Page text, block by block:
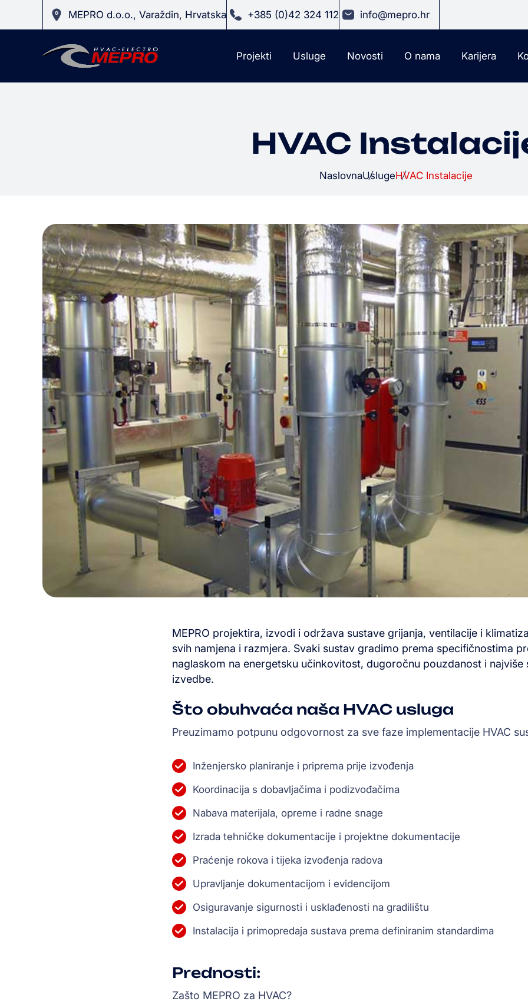
MEPRO d.o.o., Varaždin, Hrvatska +385 (0)42 324 112 info@mepro.hr
Projekti Usluge Novosti O nama Karijera
HVAC
NaslovnaUslugeHVAC Instalacije
MEPRO projektira, izvodi i održava sustave grijanja, ventilacije i
svih namjena i razmjera. Svaki sustav gradimo prema specifičnostima
naglaskom na energetsku učinkovitost, dugoročnu pouzdanost i najviše
izvedbe.
Što obuhvaća naša HVAC usluga
Preuzimamo potpunu odgovornost za sve faze implementacije HVAC
Inženjersko planiranje i priprema prije izvođenja
Koordinacija s dobavljačima i podizvođačima
Nabava materijala, opreme i radne snage
Izrada tehničke dokumentacije i projektne dokumentacije
Praćenje rokova i tijeka izvođenja radova
Upravljanje dokumentacijom i evidencijom
Osiguravanje sigurnosti i usklađenosti na gradilištu
Instalacija i primopredaja sustava prema definiranim standardima
Prednosti:
Zašto MEPRO za HVAC?